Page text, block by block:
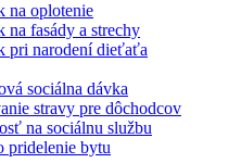
na oplotenie
na fasády a strechy
pri narodení dieťaťa
sociálna dávka
stravy pre dôchodcov
na sociálnu službu
pridelenie bytu